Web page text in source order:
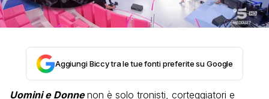
Aggiungi Biccy tra le tue fonti preferite su Google
Uomini e Donne non è solo tronisti, corteggiatori e